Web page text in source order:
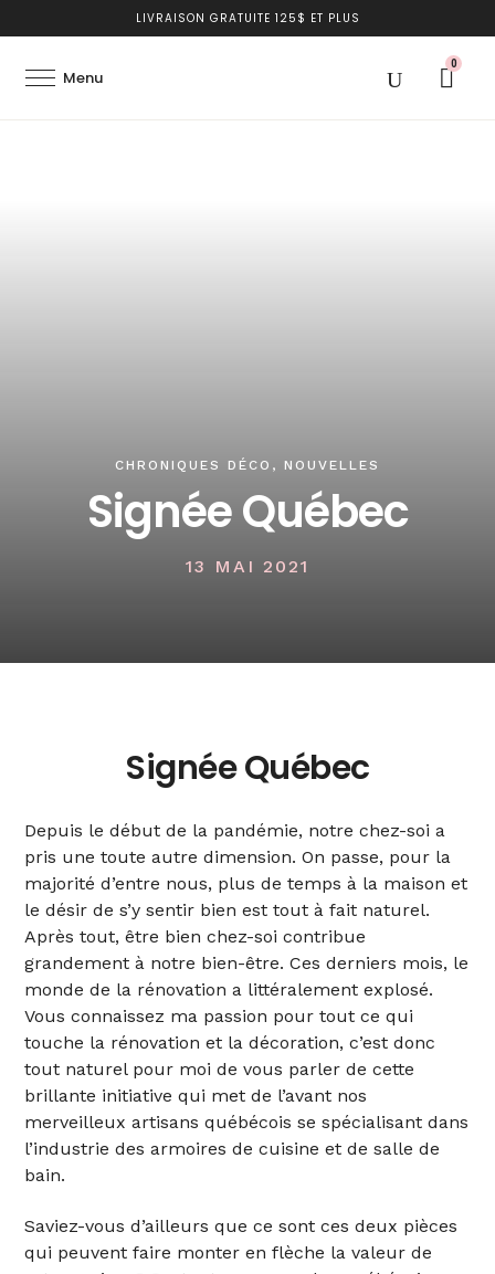
LIVRAISON GRATUITE 125$ ET PLUS
CHRONIQUES DÉCO , NOUVELLES
Signée Québec
13 MAI 2021
Signée Québec
Depuis le début de la pandémie, notre chez-soi a
pris une toute autre dimension. On passe, pour la
majoritéd’entre nous, plusde tempsà la maison et
le désir de s’y sentir bien est toutàfait naturel.
Après tout,être bien chez-soi contribue
grandementà notre bien-être. Ces derniers mois, le
monde de la rénovation a littéralement explosé.
Vous connaissez ma passion pour tout ce qui
touche la rénovation et la décoration, c’est donc
tout naturel pour moi de vous parler de cette
brillante initiative qui met de l’avant nos
merveilleux artisans québécois se spécialisant dans
l’industrie des armoires de cuisine et de salle de
bain.
Saviez-vous d’ailleurs que ce sont ces deux pièces
qui peuvent faire monter en flèche la valeur de
0